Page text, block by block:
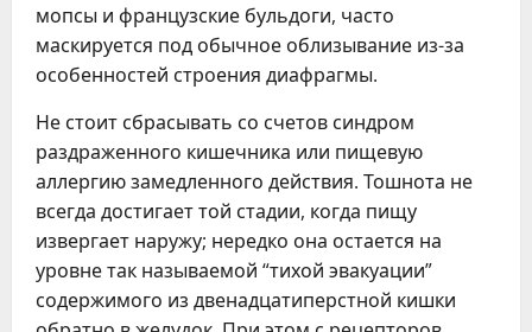
мопсы и французские бульдоги, часто
маскируется под обычное облизывание из-за
особенностей строения диафрагмы.
Не стоит сбрасывать со счетов синдром
раздраженного кишечника или пищевую
аллергию замедленного действия. Тошнота не
всегда достигает той стадии, когда пищу
извергает наружу; нередко она остается на
уровне так называемой “тихой эвакуации”
содержимого из двенадцатиперстной кишки